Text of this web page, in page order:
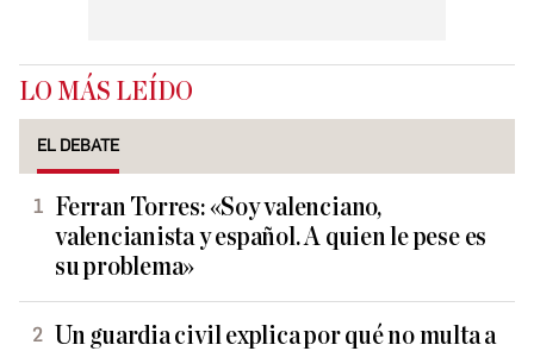
LO MÁS LEÍDO
EL DEBATE
Ferran Torres: «Soy valenciano,
valencianista y español. A quien le pese es
su problema»
Un guardia civil explica por qué no multa a